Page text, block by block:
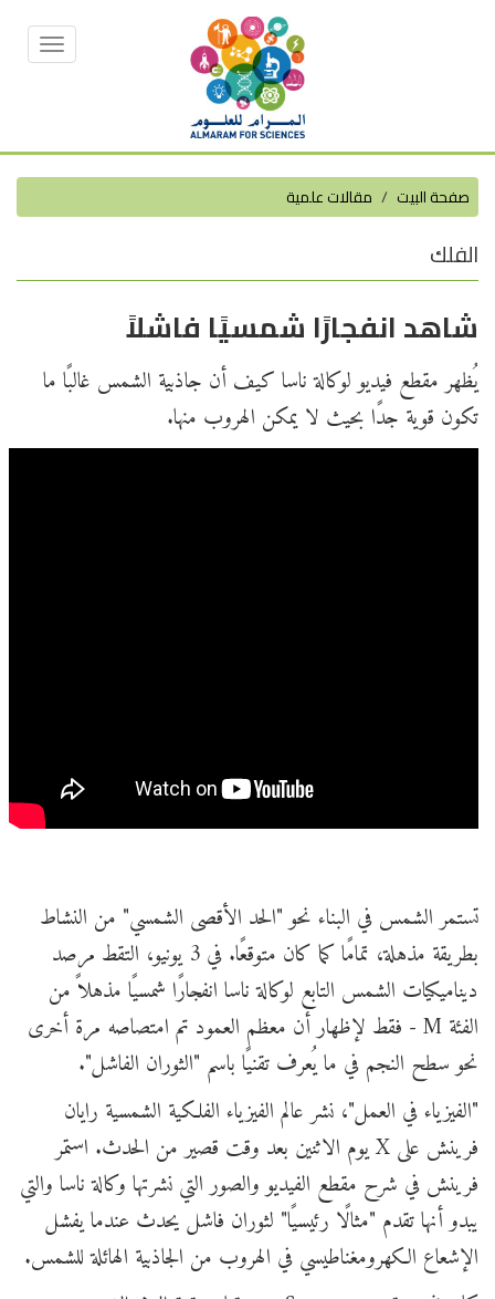
Toggle
صفحة البيت مقالات علمية
الفلك
شاهد انفجارًا شمسيًا فاشلاً
يُظهر مقطع فيديو لوكالة ناسا كيف أن جاذبية الشمس غالبًا ما
تكون قوية جدًا بحيث لا يمكن الهروب منها.
تستمر الشمس في البناء نحو "الحد الأقصى الشمسي" من النشاط
بطريقة مذهلة، تمامًا كما كان متوقعًا. في 3 يونيو، التقط مرصد
ديناميكيات الشمس التابع لوكالة ناسا انفجارًا شمسيًا مذهلاً من
الفئة M - فقط لإظهار أن معظم العمود تم امتصاصه مرة أخرى
نحو سطح النجم في ما يُعرف تقنيًا باسم "الثوران الفاشل".
"الفيزياء في العمل"، نشر عالم الفيزياء الفلكية الشمسية رايان
فرينش على X يوم الاثنين بعد وقت قصير من الحدث. استمر
فرينش في شرح مقطع الفيديو والصور التي نشرتها وكالة ناسا والتي
يبدو أنها تقدم "مثالًا رئيسيًا" لثوران فاشل يحدث عندما يفشل
الإشعاع الكهرومغناطيسي في الهروب من الجاذبية الهائلة للشمس.